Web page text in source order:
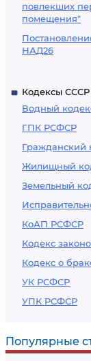
повлекших
помещения"
НАД26
Кодексы
Водный
ГПК РСФСР
Гражданский
Жилищный
Земельный
КоАП РСФСР
Кодекс
Кодекс о
УК РСФСР
УПК РСФСР
Популярные